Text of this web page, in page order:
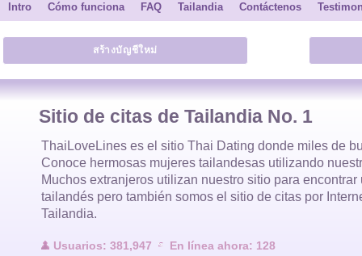
Testimonios
Dile a un amigo
Intro
Contáctenos
Intro Cómo funciona FAQ Tailandia Contáctenos
สร้างบัญชีใหม่
Sitio de citas de Tailandia No. 1
ThaiLoveLines es el sitio Thai Dating donde miles de
Conoce hermosas mujeres tailandesas utilizando
Muchos extranjeros utilizan nuestro sitio para
tailandés pero también somos el sitio de citas por
Tailandia.
Usuarios: 381,947 En línea ahora: 128